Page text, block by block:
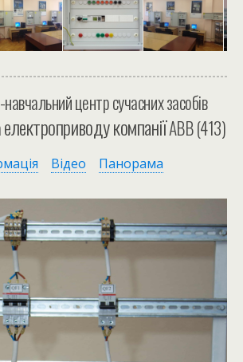
центр сучасних засобів
електроприводу компаніїABB (413)
Відео Панорама